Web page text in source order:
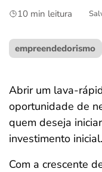
últimas notícias
ferramentas
10 min leitura
empreendedorismo
Abrir um lava-
oportunidade de
quem deseja
investimento inicial.
Com a crescente